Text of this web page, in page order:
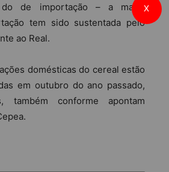
do de importação – a maior
tem sido sustentada pelo
ao Real.
domésticas do cereal estão
em outubro do ano passado,
também conforme apontam
X